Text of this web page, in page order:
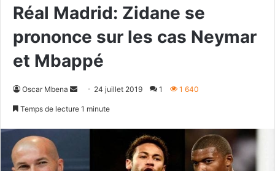
Réal Madrid: Zidane se
prononce sur les cas Neymar
et Mbappé
Oscar Mbena
Envoyer24 juillet 2019 1 1 640
Temps de lecture 1 minute